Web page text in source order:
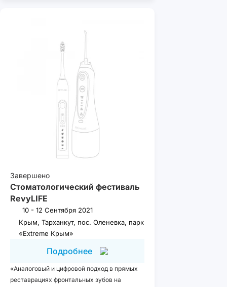
Завершено
Стоматологический фестиваль
RevyLIFE
10 - 12 Сентября 2021
Крым, Тарханкут, пос. Оленевка, парк
«Extreme Крым»
Подробнее
«Аналоговый и цифровой подход в прямых
реставрациях фронтальных зубов на